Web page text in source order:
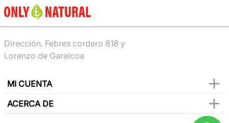
Dirección. Febres cordero 818 y
Lorenzo de Garaicoa
MI CUENTA
ACERCA DE